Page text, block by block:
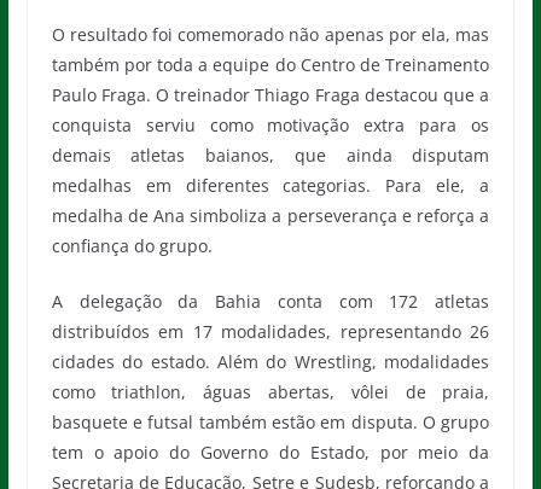
O resultado foi comemorado não apenas por ela, mas
também por toda a equipe do Centro de Treinamento
Paulo Fraga. O treinador Thiago Fraga destacou que a
conquista serviu como motivação extra para os
demais atletas baianos, que ainda disputam
medalhas em diferentes categorias. Para ele, a
medalha de Ana simboliza a perseverança e reforça a
confiança do grupo.
A delegação da Bahia conta com 172 atletas
distribuídos em 17 modalidades, representando 26
cidades do estado. Além do Wrestling, modalidades
como triathlon, águas abertas, vôlei de praia,
basquete e futsal também estão em disputa. O grupo
tem o apoio do Governo do Estado, por meio da
Secretaria de Educação, Setre e Sudesb, reforçando a